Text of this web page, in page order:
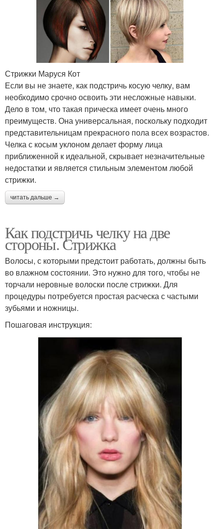
Стрижки Маруся Кот
Если вы не знаете, как подстричь косую челку, вам
необходимо срочно освоить эти несложные навыки.
Дело в том, что такая прическа имеет очень много
преимуществ. Она универсальная, поскольку подходит
представительницам прекрасного пола всех возрастов.
Челка с косым уклоном делает форму лица
приближенной к идеальной, скрывает незначительные
недостатки и является стильным элементом любой
стрижки.
читать дальше →
Как подстричь челку на две
стороны. Стрижка
Волосы, с которыми предстоит работать, должны быть
во влажном состоянии. Это нужно для того, чтобы не
торчали неровные волоски после стрижки. Для
процедуры потребуется простая расческа с частыми
зубьями и ножницы.
Пошаговая инструкция: